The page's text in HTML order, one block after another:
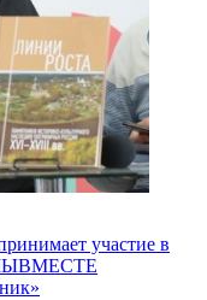
участие в